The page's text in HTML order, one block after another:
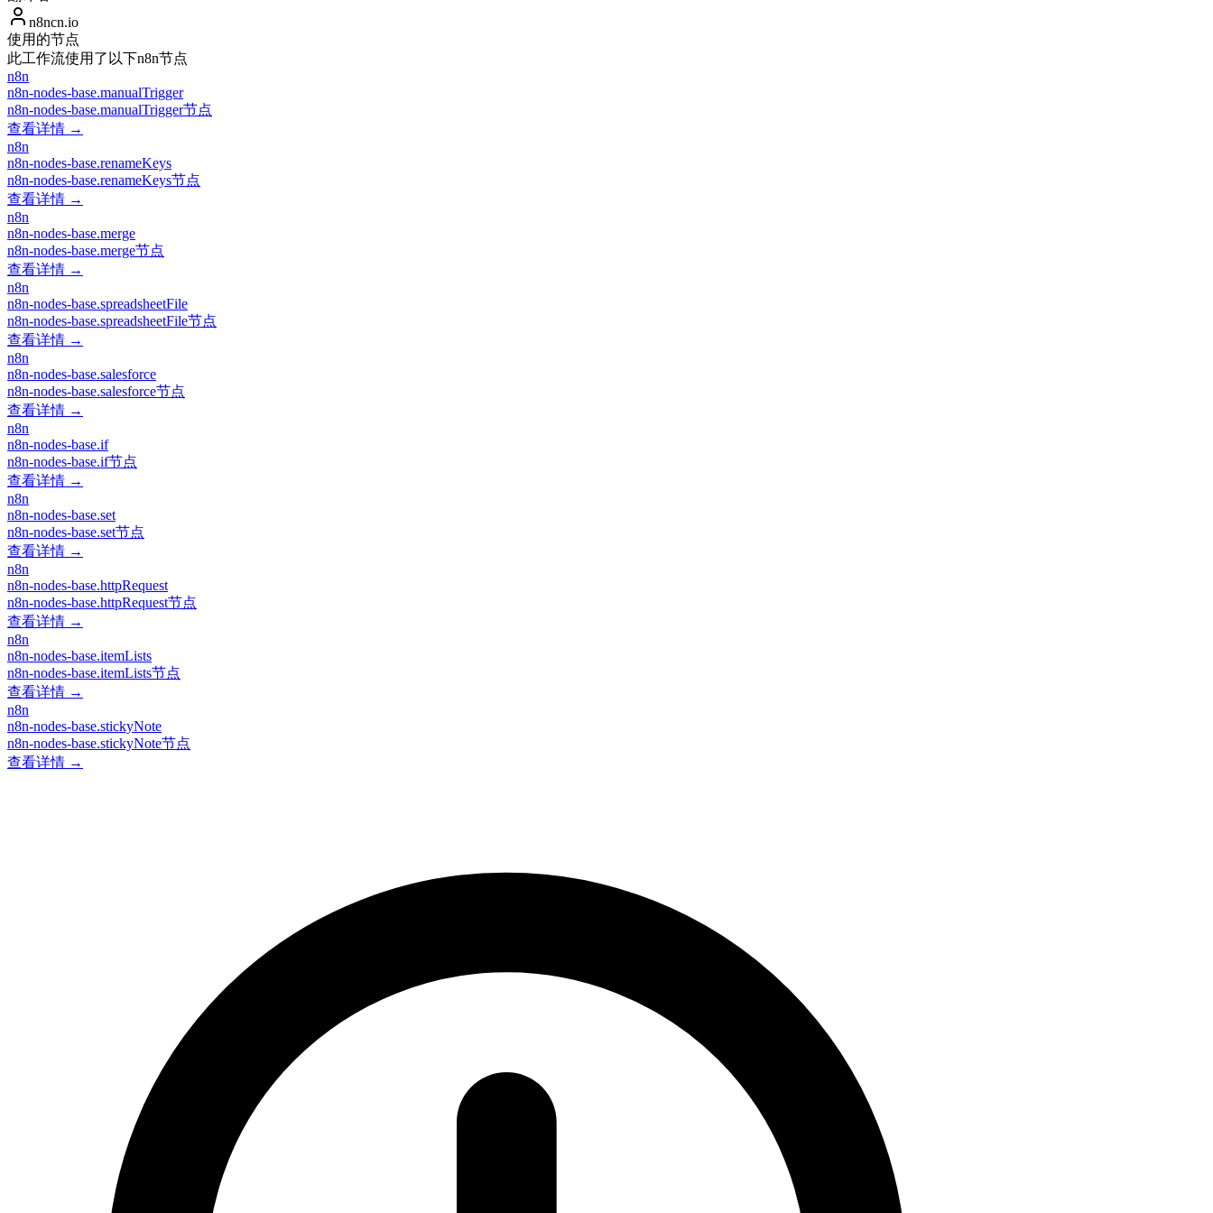
n8ncn.io
使用的节点
此工作流使用了以下n8n节点
n8n
n8n-nodes-base.manualTrigger
n8n-nodes-base.manualTrigger节点
查看详情 →
n8n
n8n-nodes-base.renameKeys
n8n-nodes-base.renameKeys节点
查看详情 →
n8n
n8n-nodes-base.merge
n8n-nodes-base.merge节点
查看详情 →
n8n
n8n-nodes-base.spreadsheetFile
n8n-nodes-base.spreadsheetFile节点
查看详情 →
n8n
n8n-nodes-base.salesforce
n8n-nodes-base.salesforce节点
查看详情 →
n8n
n8n-nodes-base.if
n8n-nodes-base.if节点
查看详情 →
n8n
n8n-nodes-base.set
n8n-nodes-base.set节点
查看详情 →
n8n
n8n-nodes-base.httpRequest
n8n-nodes-base.httpRequest节点
查看详情 →
n8n
n8n-nodes-base.itemLists
n8n-nodes-base.itemLists节点
查看详情 →
n8n
n8n-nodes-base.stickyNote
n8n-nodes-base.stickyNote节点
查看详情 →